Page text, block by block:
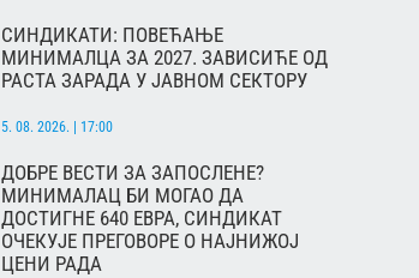
СИНДИКАТИ: ПОВЕЋАЊЕ
МИНИМАЛЦА ЗА 2027. ЗАВИСИЋЕ ОД
РАСТА ЗАРАДА У ЈАВНОМ СЕКТОРУ
5. 08. 2026. | 17:00
ДОБРЕ ВЕСТИ ЗА ЗАПОСЛЕНЕ?
МИНИМАЛАЦ БИ МОГАО ДА
ДОСТИГНЕ 640 ЕВРА, СИНДИКАТ
ОЧЕКУЈЕ ПРЕГОВОРЕ О НАЈНИЖОЈ
ЦЕНИ РАДА